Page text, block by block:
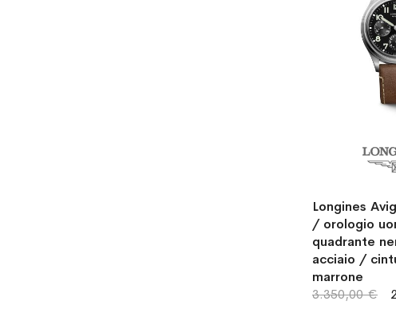
Longines
/ orologio
quadrante
acciaio /
marrone
3.350,00 €